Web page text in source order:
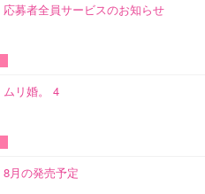
応募者全員サービスのお知らせ
ムリ婚。 4
8月の発売予定